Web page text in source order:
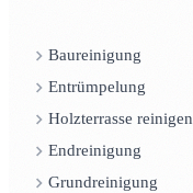
Baureinigung
Entrümpelung
Holzterrasse reinigen
Endreinigung
Grundreinigung